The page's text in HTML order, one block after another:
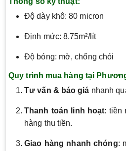
Độ dày khô: 80 micron
Định mức: 8.75m²/lít
Độ bóng: mờ, chống chói
Quy trình mua hàng tại
Tư vấn & báo giá nhanh
Thanh toán linh hoạt: tiền
hàng thu tiền.
Giao hàng nhanh chóng: